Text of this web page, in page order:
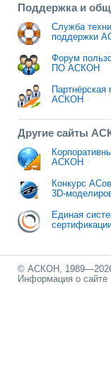
Поддержка и
Служба
поддержки
Форум
ПО АСКОН
Партнёрская
АСКОН
Другие сайты
АСКОН
Конкурс АСов
3D-
Единая
© АСКОН,
Информация о сайте